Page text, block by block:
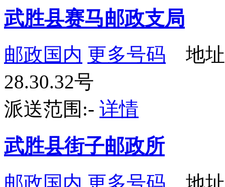
武胜县赛马邮政支局
邮政国内 更多号码 地址
28.30.32号
派送范围:- 详情
武胜县街子邮政所
邮政国内 更多号码 地址